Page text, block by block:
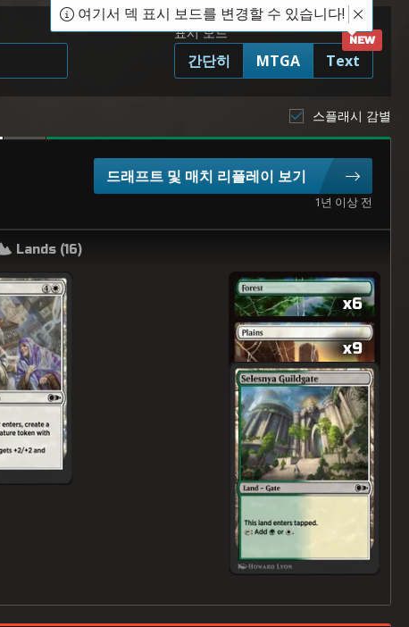
표시 모드
간단히 MTGA Text
여기서 덱 표시 보드를 변경할 수 있습니다!
스플래시 감별
드래프트 및 매치 리플레이 보기
1년 이상 전
Lands (16)
x6
x9